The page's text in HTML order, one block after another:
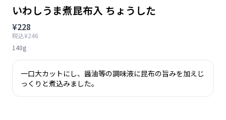
いわしうま煮昆布入 ちょうした
¥228
税込¥246
140g
一口大カットにし、醤油等の調味液に昆布の旨みを加えじ
っくりと煮込みました。